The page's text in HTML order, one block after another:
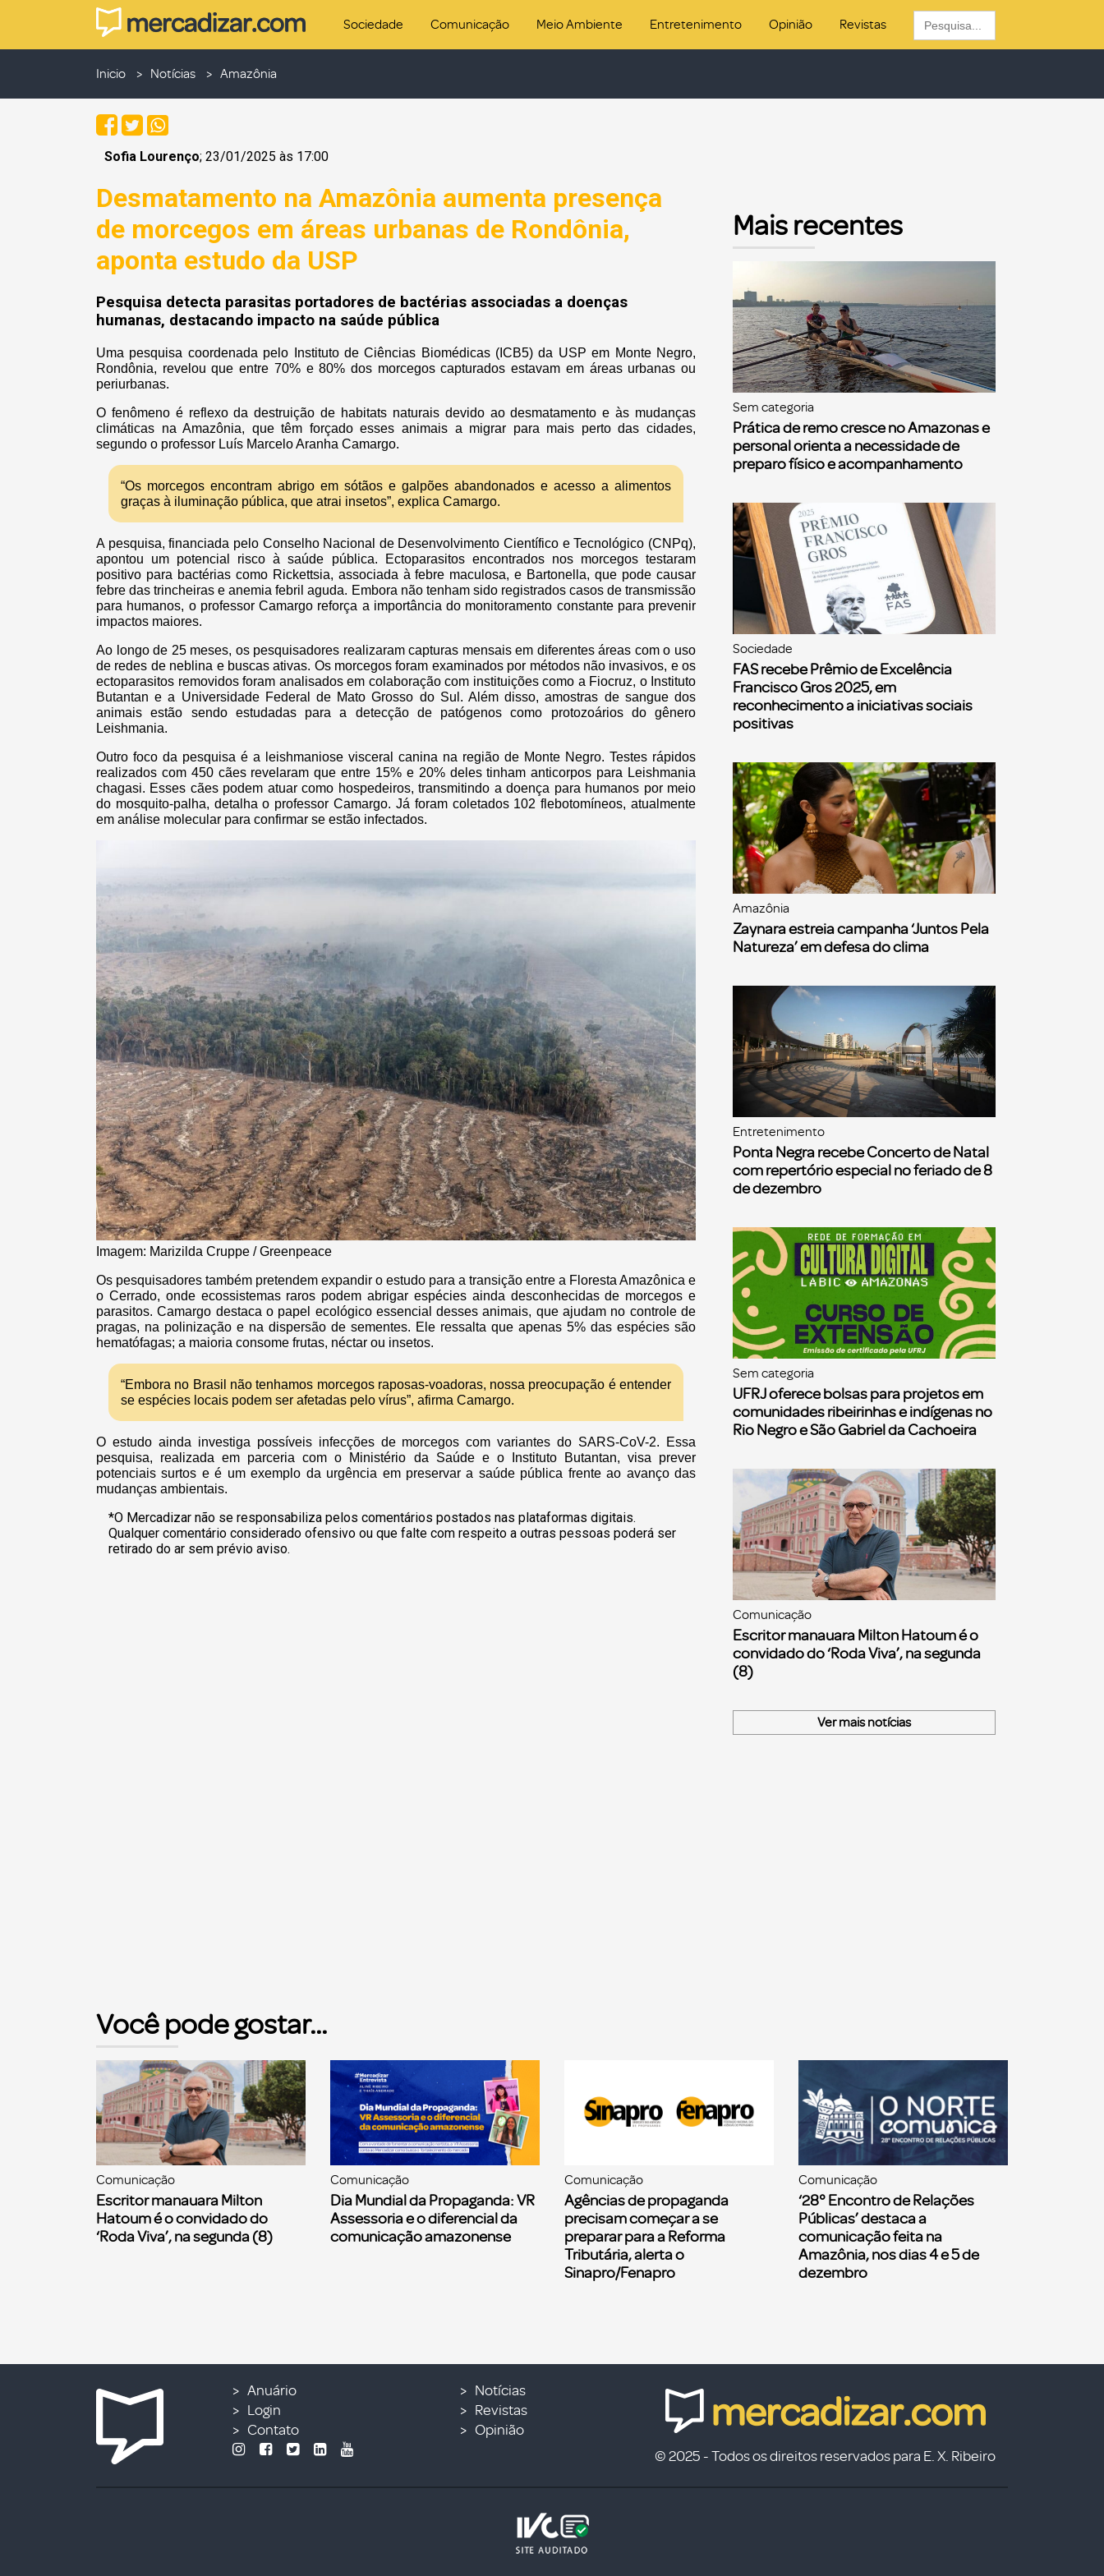
Sociedade Comunicação Meio Ambiente Entretenimento Opinião Revistas
Search
for:
Inicio Notícias Amazônia
Sofia Lourenço; 23/01/2025 às 17:00
Desmatamento na Amazônia aumenta presença
de morcegos em áreas urbanas de Rondônia,
aponta estudo da USP
Pesquisa detecta parasitas portadores de bactérias associadas a doenças
humanas, destacando impacto na saúde pública
Uma pesquisa coordenada pelo Instituto de Ciências Biomédicas (ICB5) da USP em Monte Negro,
Rondônia, revelou que entre 70% e 80% dos morcegos capturados estavam em áreas urbanas ou
periurbanas.
O fenômeno é reflexo da destruição de habitats naturais devido ao desmatamento e às mudanças
climáticas na Amazônia, que têm forçado esses animais a migrar para mais perto das cidades,
segundo o professor Luís Marcelo Aranha Camargo.
“Os morcegos encontram abrigo em sótãos e galpões abandonados e acesso a alimentos
graças à iluminação pública, que atrai insetos”, explica Camargo.
A pesquisa, financiada pelo Conselho Nacional de Desenvolvimento Científico e Tecnológico (CNPq),
apontou um potencial risco à saúde pública. Ectoparasitos encontrados nos morcegos testaram
positivo para bactérias como Rickettsia, associada à febre maculosa, e Bartonella, que pode causar
febre das trincheiras e anemia febril aguda. Embora não tenham sido registrados casos de transmissão
para humanos, o professor Camargo reforça a importância do monitoramento constante para prevenir
impactos maiores.
Ao longo de 25 meses, os pesquisadores realizaram capturas mensais em diferentes áreas com o uso
de redes de neblina e buscas ativas. Os morcegos foram examinados por métodos não invasivos, e os
ectoparasitos removidos foram analisados em colaboração com instituições como a Fiocruz, o Instituto
Butantan e a Universidade Federal de Mato Grosso do Sul. Além disso, amostras de sangue dos
animais estão sendo estudadas para a detecção de patógenos como protozoários do gênero
Leishmania.
Outro foco da pesquisa é a leishmaniose visceral canina na região de Monte Negro. Testes rápidos
realizados com 450 cães revelaram que entre 15% e 20% deles tinham anticorpos para Leishmania
chagasi. Esses cães podem atuar como hospedeiros, transmitindo a doença para humanos por meio
do mosquito-palha, detalha o professor Camargo. Já foram coletados 102 flebotomíneos, atualmente
em análise molecular para confirmar se estão infectados.
Imagem: Marizilda Cruppe / Greenpeace
Os pesquisadores também pretendem expandir o estudo para a transição entre a Floresta Amazônica e
o Cerrado, onde ecossistemas raros podem abrigar espécies ainda desconhecidas de morcegos e
parasitos. Camargo destaca o papel ecológico essencial desses animais, que ajudam no controle de
pragas, na polinização e na dispersão de sementes. Ele ressalta que apenas 5% das espécies são
hematófagas; a maioria consome frutas, néctar ou insetos.
“Embora no Brasil não tenhamos morcegos raposas-voadoras, nossa preocupação é entender
se espécies locais podem ser afetadas pelo vírus”, afirma Camargo.
O estudo ainda investiga possíveis infecções de morcegos com variantes do SARS-CoV-2. Essa
pesquisa, realizada em parceria com o Ministério da Saúde e o Instituto Butantan, visa prever
potenciais surtos e é um exemplo da urgência em preservar a saúde pública frente ao avanço das
mudanças ambientais.
*O Mercadizar não se responsabiliza pelos comentários postados nas plataformas digitais.
Qualquer comentário considerado ofensivo ou que falte com respeito a outras pessoas poderá ser
retirado do ar sem prévio aviso.
Mais recentes
Sem categoria
Prática de remo cresce no Amazonas e
personal orienta a necessidade de
preparo físico e acompanhamento
Sociedade
FAS recebe Prêmio de Excelência
Francisco Gros 2025, em
reconhecimento a iniciativas sociais
positivas
Amazônia
Zaynara estreia campanha ‘Juntos Pela
Natureza’ em defesa do clima
Entretenimento
Ponta Negra recebe Concerto de Natal
com repertório especial no feriado de 8
de dezembro
Sem categoria
UFRJ oferece bolsas para projetos em
comunidades ribeirinhas e indígenas no
Rio Negro e São Gabriel da Cachoeira
Comunicação
Escritor manauara Milton Hatoum é o
convidado do ‘Roda Viva’, na segunda
(8)
Ver mais notícias
Você pode gostar...
Comunicação
Escritor manauara Milton
Hatoum é o convidado do
‘Roda Viva’, na segunda (8)
Comunicação
Dia Mundial da Propaganda: VR
Assessoria e o diferencial da
comunicação amazonense
Comunicação
Agências de propaganda
precisam começar a se
preparar para a Reforma
Tributária, alerta o
Sinapro/Fenapro
Comunicação
‘28° Encontro de Relações
Públicas’ destaca a
comunicação feita na
Amazônia, nos dias 4 e 5 de
dezembro
Anuário
Login
Contato
Notícias
Revistas
Opinião
© 2025 - Todos os direitos reservados para E. X. Ribeiro